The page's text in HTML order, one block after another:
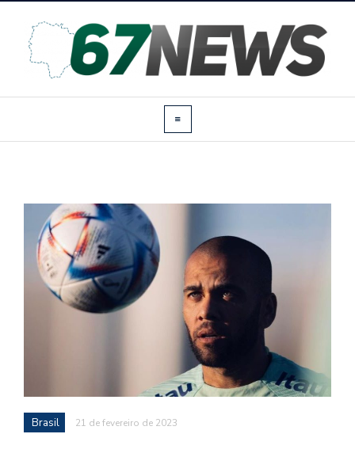
Brasil 21 de fevereiro de 2023